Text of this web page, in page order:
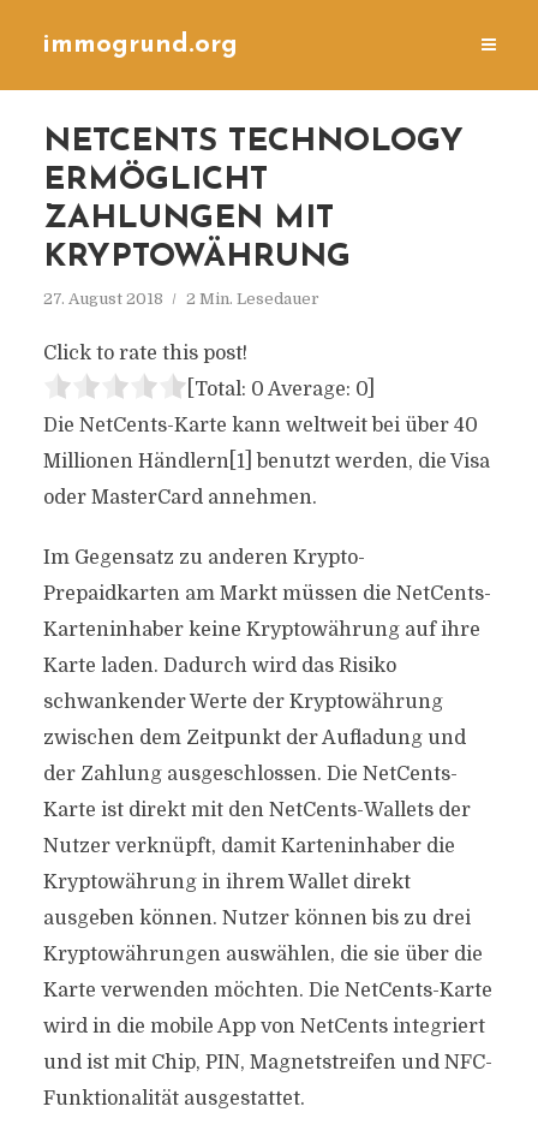
immogrund.org
NETCENTS TECHNOLOGY
ERMÖGLICHT
ZAHLUNGEN MIT
KRYPTOWÄHRUNG
27. August 2018 2 Min. Lesedauer
Click to rate this post!
[Total: 0 Average: 0]
Die NetCents-Karte kann weltweit bei über 40
Millionen Händlern[1] benutzt werden, die Visa
oder MasterCard annehmen.
Im Gegensatz zu anderen Krypto-
Prepaidkarten am Markt müssen die NetCents-
Karteninhaber keine Kryptowährung auf ihre
Karte laden. Dadurch wird das Risiko
schwankender Werte der Kryptowährung
zwischen dem Zeitpunkt der Aufladung und
der Zahlung ausgeschlossen. Die NetCents-
Karte ist direkt mit den NetCents-Wallets der
Nutzer verknüpft, damit Karteninhaber die
Kryptowährung in ihrem Wallet direkt
ausgeben können. Nutzer können bis zu drei
Kryptowährungen auswählen, die sie über die
Karte verwenden möchten. Die NetCents-Karte
wird in die mobile App von NetCents integriert
und ist mit Chip, PIN, Magnetstreifen und NFC-
Funktionalität ausgestattet.